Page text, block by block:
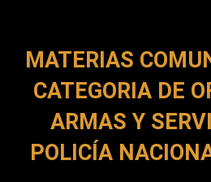
MATERIAS
CATEGORIA DE
ARMAS Y
POLICÍA